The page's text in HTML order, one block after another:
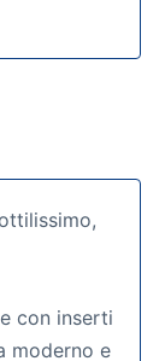
con inserti
moderno e